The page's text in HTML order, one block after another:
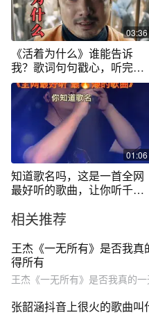
03:36
《活着为什么》谁能告诉
我？歌词句句戳心，听完后
泪水打湿了眼眶
01:06
知道歌名吗，这是一首全网
最好听的歌曲，让你听千遍
相关推荐
王杰《一无所有》是否我
得所有
王杰《一无所有》是否我真的
张韶涵抖音上很火的歌曲